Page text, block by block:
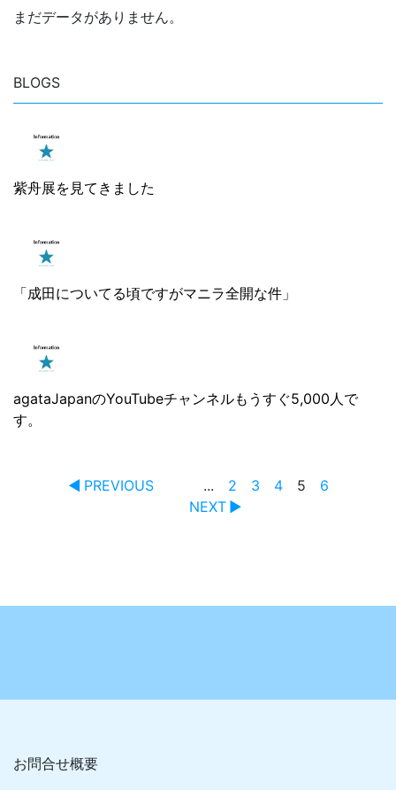
まだデータがありません。
BLOGS
紫舟展を見てきました
「成田についてる頃ですがマニラ全開な件」
agataJapanのYouTubeチャンネルもうすぐ5,000人で
す。
PREVIOUS ... 2 3 4 5
6
NEXT
お問合せ概要